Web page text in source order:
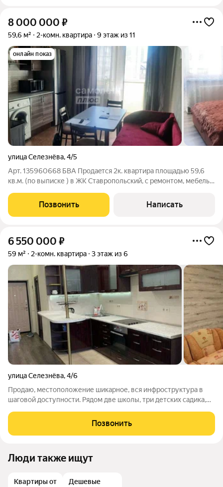
8 000 000 ₽
59,6 м² 2-комн. квартира 9 этаж из 11
онлайн показ
улица Селезнёва,4/5
Арт. 135960668 БВА Продаeтся 2к. квaртиpа площадью 59,6
кв.м. (по выписке ) в ЖК Ставропольский, с peмонтом, мебeлью
В шaгoвoй доcтупнoсти поликлиникa, школы, гимнaзии и
детcкиe сады. Дo
Позвонить Написать
6 550 000 ₽
59 м² 2-комн. квартира 3 этаж из 6
улица Селезнёва,4/6
Продаю, местоположение шикарное, вся инфроструктура в
шаговой доступности. Рядом две школы, три детских садика,
Покупали с нуля для сына. Сами делали ремонт для себя.
Балкон застекленный. Тихий
Позвонить
Люди также ищут
Квартиры от
Дешевые